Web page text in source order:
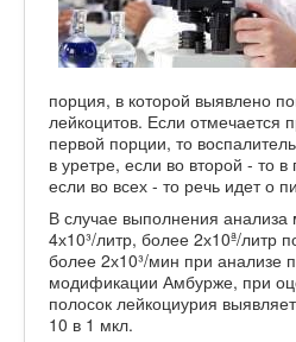
порция, в которой выявлено
лейкоцитов. Если отмечается
первой порции, то
в уретре, если во второй - то
если во всех - то речь идет о
В случае выполнения
4х10³/литр, более 2х10ª/литр
более 2х10³/мин при анализе
модификации Амбурже, при
полосок лейкоциурия
10 в 1 мкл.